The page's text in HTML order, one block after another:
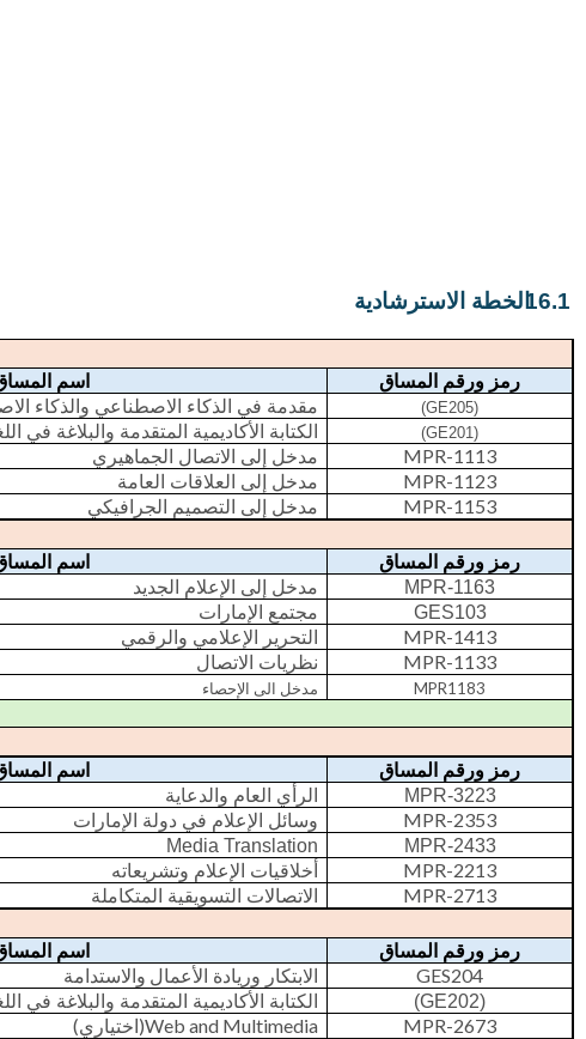
16.1الخطة الاسترشادية
رمز ورقم المساق اسم
(GE205) مقدمة في الذكاء الاصطناعي والذكاء
(GE201) الكتابة الأكاديمية المتقدمة والبلاغة في
MPR-1113
مدخل إلى الاتصال الجماهيري
MPR-1123
مدخل إلى العلاقات العامة
MPR-1153
مدخل إلى التصميم الجرافيكي
رمز ورقم المساق اسم
MPR-1163
مدخل إلى الإعلام الجديد
GES103 مجتمع الإمارات
MPR-1413
التحرير الإعلامي والرقمي
MPR-1133
نظريات الاتصال
MPR1183 مدخل الى الإحصاء
رمز ورقم المساق اسم
MPR-3223
الرأي العام والدعاية
MPR-2353
وسائل الإعلام في دولة الإمارات
MPR-2433
Media Translation
MPR-2213
أخلاقيات الإعلام وتشريعاته
MPR-2713
الاتصالات التسويقية المتكاملة
رمز ورقم المساق اسم
GES204 الابتكار وريادة الأعمال والاستدامة
(
GE202
) الكتابة الأكاديمية المتقدمة والبلاغة في
MPR-2673
Web and Multimedia(اختياري)